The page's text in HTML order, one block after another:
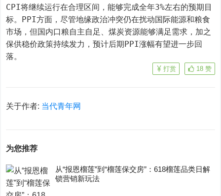
CPI将继续运行在合理区间，能够完成全年3%左右的预期目
标。PPI方面，尽管地缘政治冲突仍在扰动国际能源和粮食
市场，但国内口粮自主自足、煤炭资源能够满足需求，加之
保供稳价政策持续发力，预计后期PPI涨幅有望进一步回
落。
18 赞
打赏
关于作者: 当代青年网
为您推荐
从“报恩榴莲”到“榴莲保交房”：618榴莲品类日解
锁营销新玩法